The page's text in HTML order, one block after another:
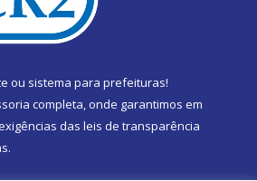
ou sistema para prefeituras!
completa, onde garantimos em
das leis de transparência